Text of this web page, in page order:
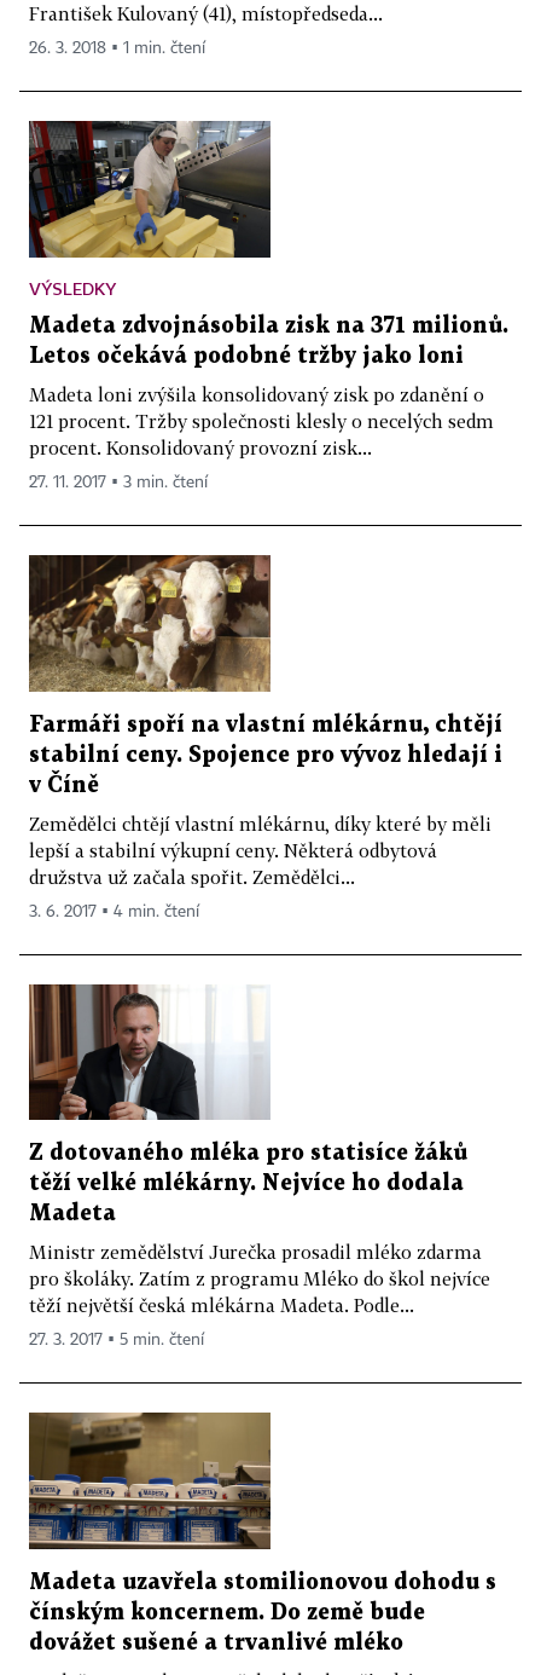
František Kulovaný (41), místopředseda...
26. 3. 2018 ▪ 1 min. čtení
VÝSLEDKY
Madeta zdvojnásobila zisk na 371 milionů.
Letos očekává podobné tržby jako loni
Madeta loni zvýšila konsolidovaný zisk po zdanění o
121 procent. Tržby společnosti klesly o necelých sedm
procent. Konsolidovaný provozní zisk...
27. 11. 2017 ▪ 3 min. čtení
Farmáři spoří na vlastní mlékárnu, chtějí
stabilní ceny. Spojence pro vývoz hledají i
v Číně
Zemědělci chtějí vlastní mlékárnu, díky které by měli
lepší a stabilní výkupní ceny. Některá odbytová
družstva už začala spořit. Zemědělci...
3. 6. 2017 ▪ 4 min. čtení
Z dotovaného mléka pro statisíce žáků
těží velké mlékárny. Nejvíce ho dodala
Madeta
Ministr zemědělství Jurečka prosadil mléko zdarma
pro školáky. Zatím z programu Mléko do škol nejvíce
těží největší česká mlékárna Madeta. Podle...
27. 3. 2017 ▪ 5 min. čtení
Madeta uzavřela stomilionovou dohodu s
čínským koncernem. Do země bude
dovážet sušené a trvanlivé mléko